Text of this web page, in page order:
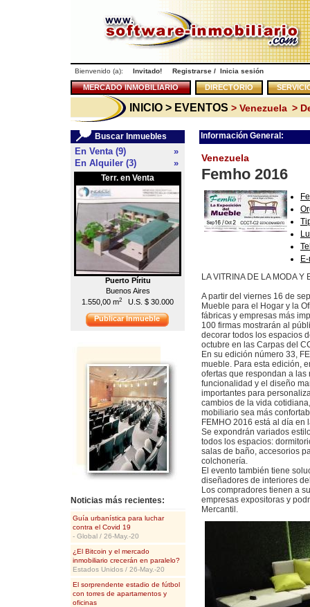
Bienvenido (a): Invitado! Registrarse / Inicia sesión
MERCADO INMOBILIARIO DIRECTORIO
INICIO > EVENTOS > Venezuela >
Buscar Inmuebles
En Venta (9)
»
En Alquiler (3)
»
Terr. en Venta
Puerto Píritu
Buenos Aires
1.550,00 m2 U.S. $ 30.000
Local en Venta
Caracas
55,00 m2 U.S. $ 176.000
Publicar Inmueble
Noticias más recientes:
Guía urbanística para luchar
contra el Covid 19
- Global / 26-May.-20
¿El Bitcoin y el mercado
inmobiliario crecerán en paralelo?
Estados Unidos / 26-May.-20
El sorprendente estadio de fútbol
con torres de apartamentos y
oficinas
Información General:
Venezuela
Femho 2016
LA VITRINA DE LA MODA
A partir del viernes 16 de
Mueble para el Hogar y la
fábricas y empresas más
100 firmas mostrarán al
decorar todos los espacios
octubre en las Carpas del
En su edición número 33,
mueble. Para esta edición,
ofertas que respondan a
funcionalidad y el diseño
importantes para
cambios de la vida
mobiliario sea más
FEMHO 2016 está al día
Se expondrán variados
todos los espacios:
salas de baño, accesorios
colchonería.
El evento también tiene
diseñadores de interiores
Los compradores tienen a
empresas expositoras y
Mercantil.